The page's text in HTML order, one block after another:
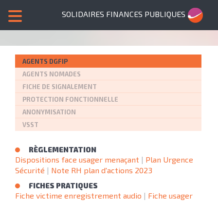
SOLIDAIRES FINANCES PUBLIQUES
AGENTS DGFIP
AGENTS NOMADES
FICHE DE SIGNALEMENT
PROTECTION FONCTIONNELLE
ANONYMISATION
VSST
RÈGLEMENTATION
Dispositions face usager menaçant | Plan Urgence
Sécurité | Note RH plan d'actions 2023
FICHES PRATIQUES
Fiche victime enregistrement audio | Fiche usager